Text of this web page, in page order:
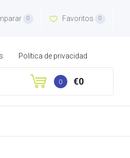
0 Favoritos 0
Política de privacidad
0 €0